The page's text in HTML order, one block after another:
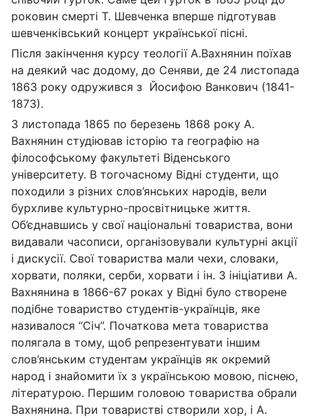
роковин смерті Т. Шевченка вперше підготував
шевченківський концерт української пісні.
Після закінчення курсу теології А.Вахнянин поїхав
на деякий час додому, до Сеняви, де 24 листопада
1863 року одружився з Йосифою Ванкович (1841-
1873).
З листопада 1865 по березень 1868 року А.
Вахнянин студіював історію та географію на
філософському факультеті Віденського
університету. В тогочасному Відні студенти, що
походили з різних слов’янських народів, вели
бурхливе культурно-просвітницьке життя.
Об’єднавшись у свої національні товариства, вони
видавали часописи, організовували культурні акції
і дискусії. Свої товариства мали чехи, словаки,
хорвати, поляки, серби, хорвати і ін. З ініціативи А.
Вахнянина в 1866-67 роках у Відні було створене
подібне товариство студентів-українців, яке
називалося “Січ”. Початкова мета товариства
полягала в тому, щоб репрезентувати іншим
слов’янським студентам українців як окремий
народ і знайомити їх з українською мовою, піснею,
літературою. Першим головою товариства обрали
Вахнянина. При товаристві створили хор, і А.